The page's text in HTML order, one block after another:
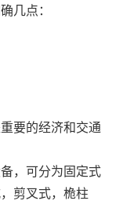
几点：
要的经济和交通
，可分为固定式
剪叉式，桅柱